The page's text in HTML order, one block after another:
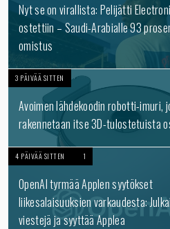
Nyt se on virallista: Pelijätti
ostettiin – Saudi-Arabialle 93
omistus
3 PÄIVÄÄ SITTEN
Avoimen lähdekoodin robotti-imuri,
rakennetaan itse 3D-tulostetuista
4 PÄIVÄÄ SITTEN 1
OpenAI tyrmää Applen syytökset
liikesalaisuuksien varkaudesta:
viestejä ja syyttää Applea